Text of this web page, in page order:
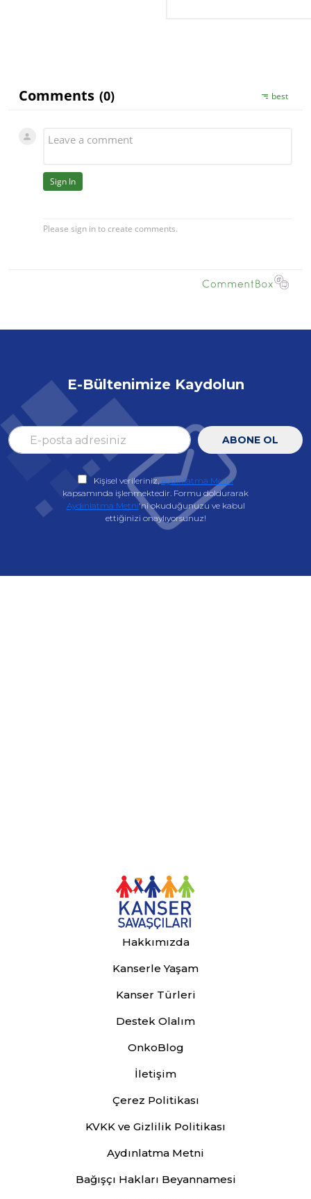
E-Bültenimize Kaydolun
ABONE OL
Kişisel verileriniz, Aydınlatma Metni
kapsamında işlenmektedir. Formu doldurarak
Aydınlatma Metni'ni okuduğunuzu ve kabul
ettiğinizi onaylıyorsunuz!
Hakkımızda
Kanserle Yaşam
Kanser Türleri
Destek Olalım
OnkoBlog
İletişim
Çerez Politikası
KVKK ve Gizlilik Politikası
Aydınlatma Metni
Bağışçı Hakları Beyannamesi